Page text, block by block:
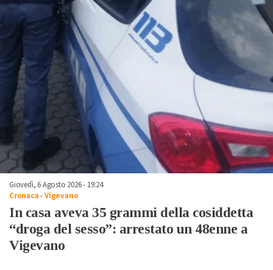
Giovedì, 6 Agosto 2026 - 19:24
Cronaca-Vigevano
In casa aveva 35 grammi della cosiddetta
“droga del sesso”: arrestato un 48enne a
Vigevano